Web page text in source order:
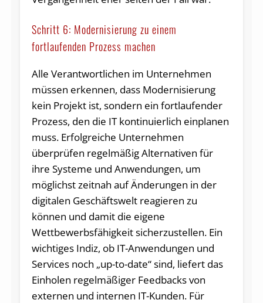
Schritt 6: Modernisierung zu einem
fortlaufenden Prozess machen
Alle Verantwortlichen im Unternehmen
müssen erkennen, dass Modernisierung
kein Projekt ist, sondern ein fortlaufender
Prozess, den die IT kontinuierlich einplanen
muss. Erfolgreiche Unternehmen
überprüfen regelmäßig Alternativen für
ihre Systeme und Anwendungen, um
möglichst zeitnah auf Änderungen in der
digitalen Geschäftswelt reagieren zu
können und damit die eigene
Wettbewerbsfähigkeit sicherzustellen. Ein
wichtiges Indiz, ob IT-Anwendungen und
Services noch „up-to-date“ sind, liefert das
Einholen regelmäßiger Feedbacks von
externen und internen IT-Kunden. Für